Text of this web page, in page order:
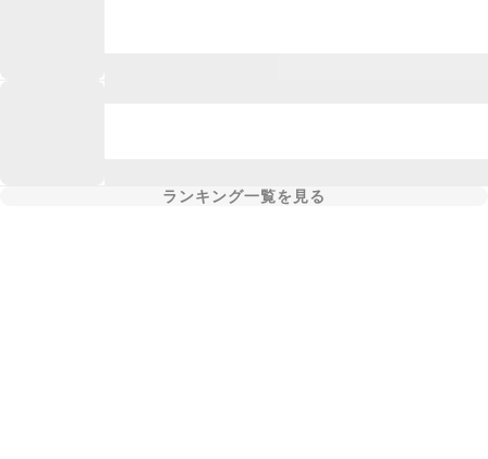
ランキング一覧を見る